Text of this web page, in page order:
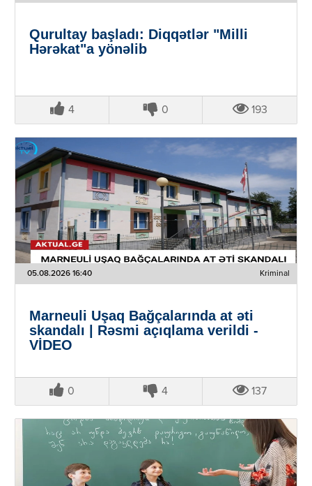
Qurultay başladı: Diqqətlər "Milli
Hərəkat"a yönəlib
4 0 193
05.08.2026 16:40 Kriminal
Marneuli Uşaq Bağçalarında at əti
skandalı | Rəsmi açıqlama verildi -
VİDEO
0 4 137